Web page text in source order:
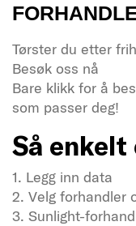
Tørster du etter
Besøk oss nå
Bare klikk for å
som passer deg!
Så enkelt
1. Legg inn data
2. Velg forhandler
3. Sunlight-